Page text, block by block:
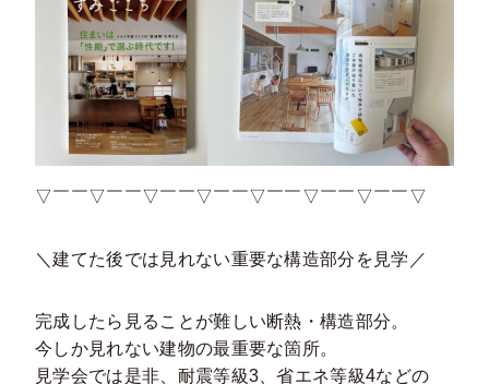
▽￣￣▽￣￣▽￣￣▽￣￣▽￣￣▽￣￣▽￣￣▽
＼建てた後では見れない重要な構造部分を見学／
完成したら見ることが難しい断熱・構造部分。
今しか見れない建物の最重要な箇所。
見学会では是非、耐震等級3、省エネ等級4などの